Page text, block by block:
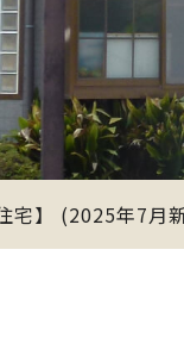
宅】 (2025年7月